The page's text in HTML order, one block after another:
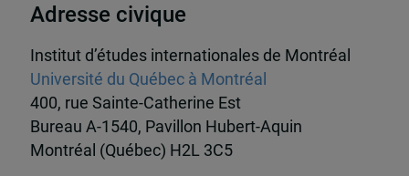
Adresse civique
Institut d’études internationales de Montréal
Université du Québec à Montréal
400, rue Sainte-Catherine Est
Bureau A-1540, Pavillon Hubert-Aquin
Montréal (Québec) H2L 3C5